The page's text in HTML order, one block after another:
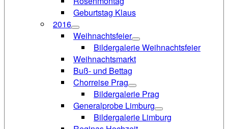
Geburtstag Klaus
2016
Weihnachtsfeier
Bildergalerie Weihnachtsfeier
Weihnachtsmarkt
Buß- und Bettag
Chorreise Prag
Bildergalerie Prag
Generalprobe Limburg
Bildergalerie Limburg